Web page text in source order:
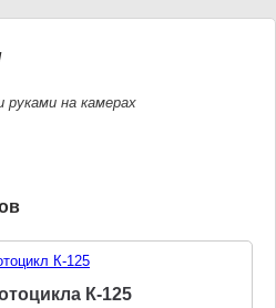
руками на камерах
К-125